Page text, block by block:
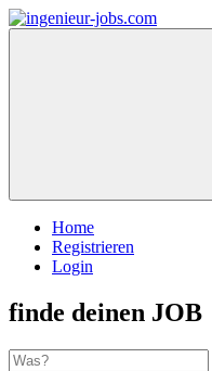
Home
Registrieren
Login
finde deinen JOB